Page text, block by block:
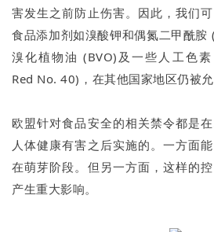
害发生之前防止伤害。因此，我们
食品添加剂如溴酸钾和偶氮二甲酰胺
溴化植物油 (BVO)及一些人工色
Red No. 40)，在其他国家地区仍被允
欧盟针对食品安全的相关禁令都是
人体健康有害之后实施的。一方面
在萌芽阶段。但另一方面，这样的
产生重大影响。